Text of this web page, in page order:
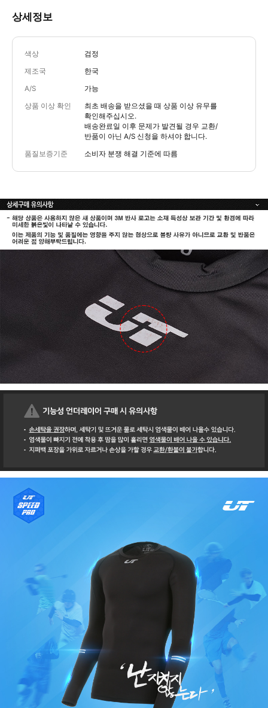
상세정보
색상 검정
제조국 한국
A/S 가능
상품 이상 확인
최초 배송을 받으셨을 때 상품 이상 유무를
확인해주십시오.
배송완료일 이후 문제가 발견될 경우 교환/
반품이 아닌 A/S 신청을 하셔야 합니다.
품질보증기준 소비자 분쟁 해결 기준에 따름